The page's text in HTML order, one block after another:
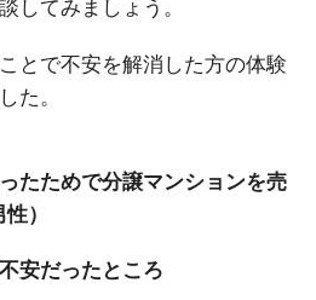
してみましょう。
とで不安を解消した方の体験
た。
たためで分譲マンションを売
）
安だったところ